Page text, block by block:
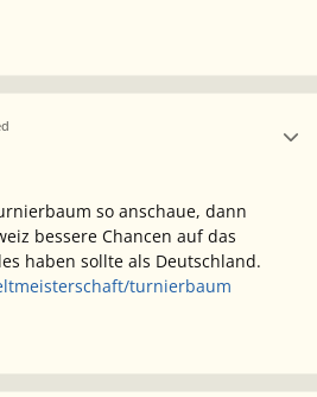
so anschaue, dann
bessere Chancen auf das
haben sollte als Deutschland.
turnierbaum